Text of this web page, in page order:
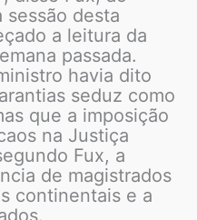
desta
a leitura da
passada.
havia dito
seduz como
que a imposição
na Justiça
Fux, a
de magistrados
continentais e a